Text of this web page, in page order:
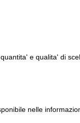
e qualita' di
nelle